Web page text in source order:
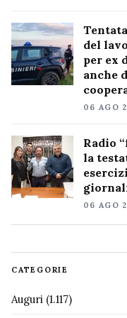
del
per ex
anche
06 AGO
Radio
la
06 AGO
CATEGORIE
Auguri (1.117)